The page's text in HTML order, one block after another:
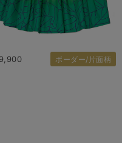
ボーダー/片面柄